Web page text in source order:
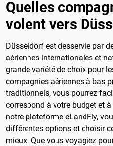
Quelles
volent vers
Düsseldorf est desservie par
aériennes internationales et
grande variété de choix pour
compagnies aériennes à bas
traditionnels, vous pourrez
correspond à votre budget et
notre plateforme eLandFly,
différentes options et choisir
mieux. Que vous voyagiez